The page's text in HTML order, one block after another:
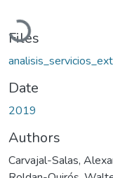
Loading...
Files
Date
2019
Authors
Carvajal-Salas,